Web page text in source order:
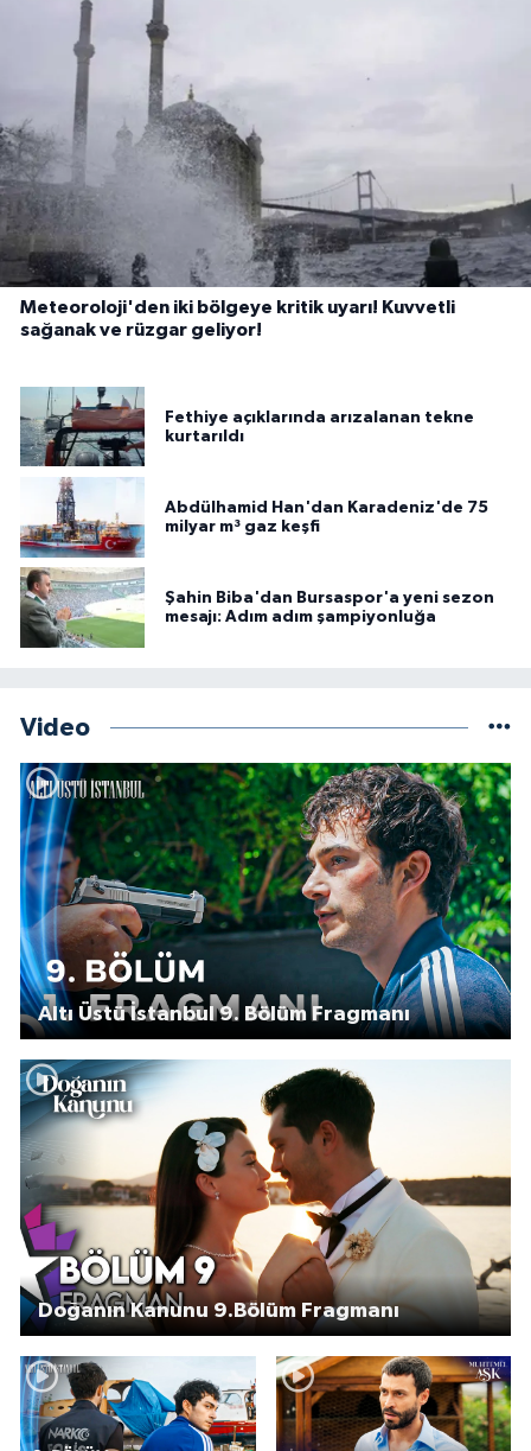
Meteoroloji'den iki bölgeye kritik uyarı! Kuvvetli
sağanak ve rüzgar geliyor!
Fethiye açıklarında arızalanan tekne
kurtarıldı
Abdülhamid Han'dan Karadeniz'de 75
milyar m³ gaz keşfi
Şahin Biba'dan Bursaspor'a yeni sezon
mesajı: Adım adım şampiyonluğa
Video
Altı Üstü İstanbul 9. Bölüm Fragmanı
Doğanın Kanunu 9.Bölüm Fragmanı